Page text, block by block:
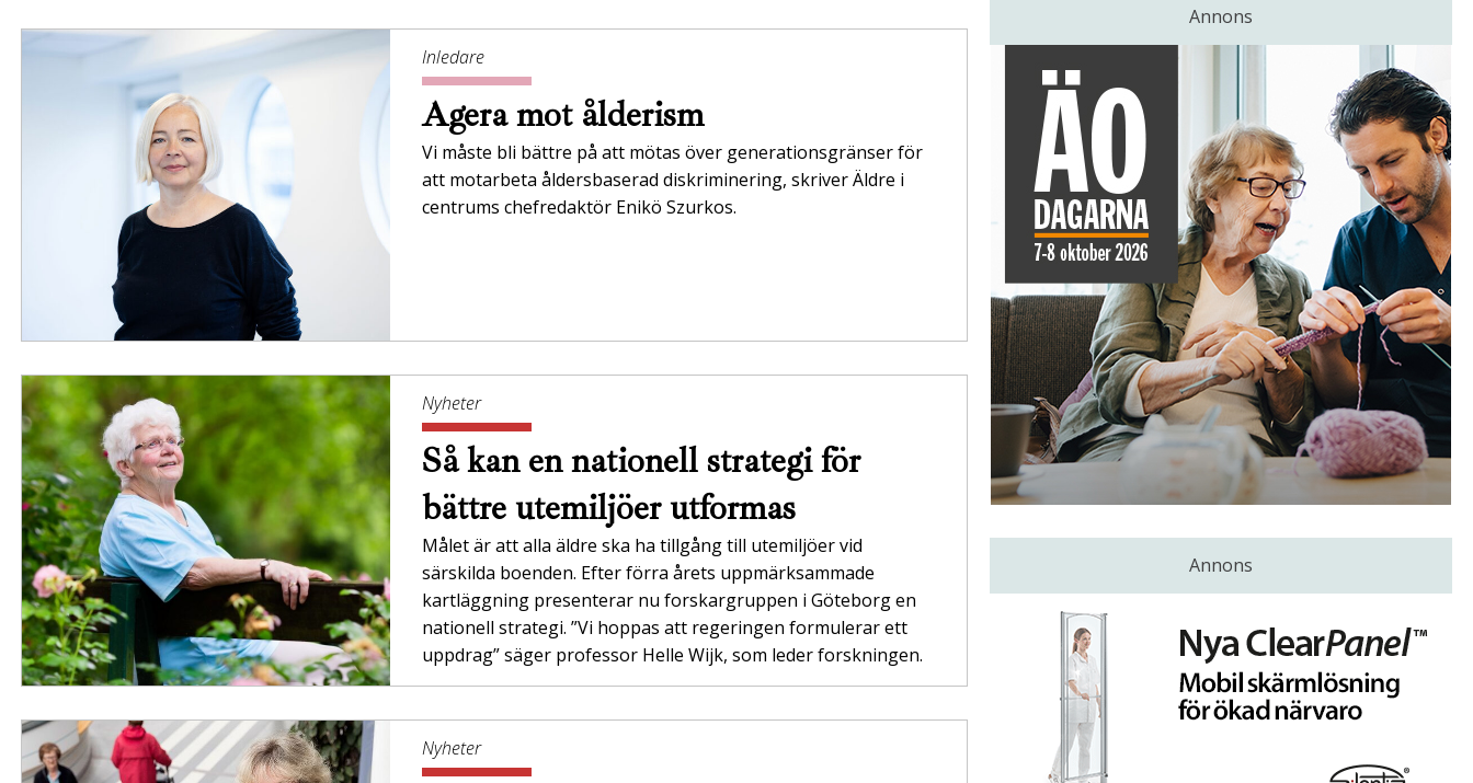
Inledare
Agera mot ålderism
Vi måste bli bättre på att mötas över generationsgränser för
att motarbeta åldersbaserad diskriminering, skriver Äldre i
centrums chefredaktör Enikö Szurkos.
Nyheter
Så kan en nationell strategi för
bättre utemiljöer utformas
Målet är att alla äldre ska ha tillgång till utemiljöer vid
särskilda boenden. Efter förra årets uppmärksammade
kartläggning presenterar nu forskargruppen i Göteborg en
nationell strategi. ”Vi hoppas att regeringen formulerar ett
uppdrag” säger professor Helle Wijk, som leder forskningen.
Nyheter
Annons
Annons